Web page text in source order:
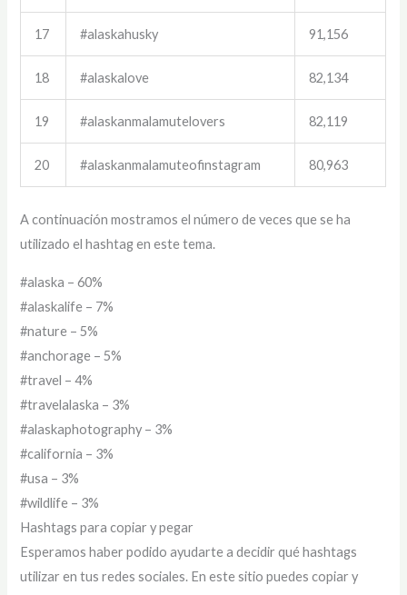
17 #alaskahusky 91,156
18 #alaskalove 82,134
19 #alaskanmalamutelovers 82,119
20 #alaskanmalamuteofinstagram 80,963
A continuación mostramos el número de veces que se ha
utilizado el hashtag en este tema.
#alaska – 60%
#alaskalife – 7%
#nature – 5%
#anchorage – 5%
#travel – 4%
#travelalaska – 3%
#alaskaphotography – 3%
#california – 3%
#usa – 3%
#wildlife – 3%
Hashtags para copiar y pegar
Esperamos haber podido ayudarte a decidir qué hashtags
utilizar en tus redes sociales. En este sitio puedes copiar y